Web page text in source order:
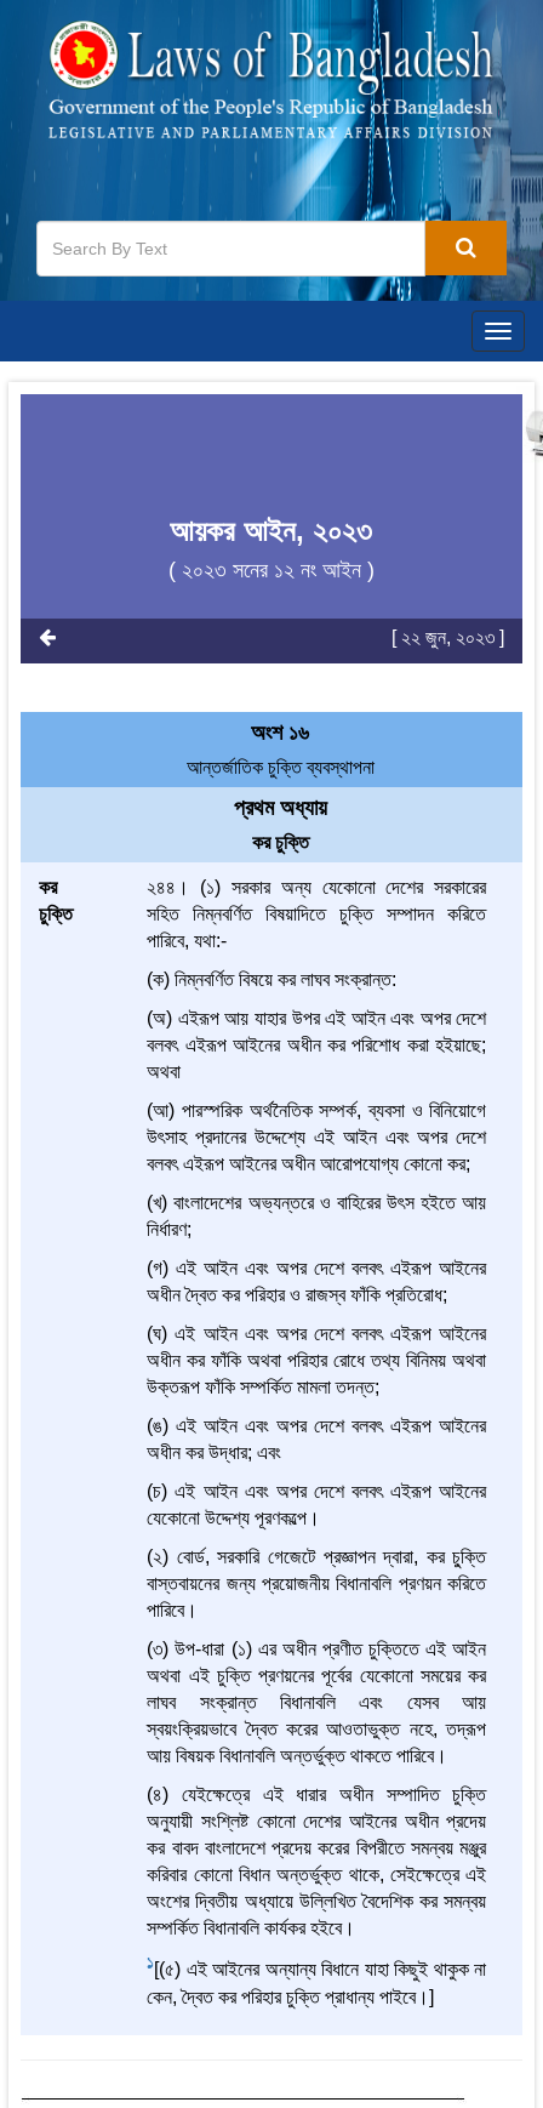
আয়কর আইন, ২০২৩
( ২০২৩ সনের ১২ নং আইন )
[ ২২ জুন, ২০২৩ ]
অংশ ১৬
আন্তর্জাতিক চুক্তি ব্যবস্থাপনা
প্রথম অধ্যায়
কর চুক্তি
কর
চুক্তি
২৪৪। (১) সরকার অন্য যেকোনো দেশের সরকারের
সহিত নিম্নবর্ণিত বিষয়াদিতে চুক্তি সম্পাদন করিতে
পারিবে, যথা:-
(ক) নিম্নবর্ণিত বিষয়ে কর লাঘব সংক্রান্ত:
(অ) এইরূপ আয় যাহার উপর এই আইন এবং অপর দেশে
বলবৎ এইরূপ আইনের অধীন কর পরিশোধ করা হইয়াছে;
অথবা
(আ) পারস্পরিক অর্থনৈতিক সম্পর্ক, ব্যবসা ও বিনিয়োগে
উৎসাহ প্রদানের উদ্দেশ্যে এই আইন এবং অপর দেশে
বলবৎ এইরূপ আইনের অধীন আরোপযোগ্য কোনো কর;
(খ) বাংলাদেশের অভ্যন্তরে ও বাহিরের উৎস হইতে আয়
নির্ধারণ;
(গ) এই আইন এবং অপর দেশে বলবৎ এইরূপ আইনের
অধীন দ্বৈত কর পরিহার ও রাজস্ব ফাঁকি প্রতিরোধ;
(ঘ) এই আইন এবং অপর দেশে বলবৎ এইরূপ আইনের
অধীন কর ফাঁকি অথবা পরিহার রোধে তথ্য বিনিময় অথবা
উক্তরূপ ফাঁকি সম্পর্কিত মামলা তদন্ত;
(ঙ) এই আইন এবং অপর দেশে বলবৎ এইরূপ আইনের
অধীন কর উদ্ধার; এবং
(চ) এই আইন এবং অপর দেশে বলবৎ এইরূপ আইনের
যেকোনো উদ্দেশ্য পূরণকল্পে।
(২) বোর্ড, সরকারি গেজেটে প্রজ্ঞাপন দ্বারা, কর চু্ক্তি
বাস্তবায়নের জন্য প্রয়োজনীয় বিধানাবলি প্রণয়ন করিতে
পারিবে।
(৩) উপ-ধারা (১) এর অধীন প্রণীত চুক্তিতে এই আইন
অথবা এই চুক্তি প্রণয়নের পূর্বের যেকোনো সময়ের কর
লাঘব সংক্রান্ত বিধানাবলি এবং যেসব আয়
স্বয়ংক্রিয়ভাবে দ্বৈত করের আওতাভুক্ত নহে, তদ্রূপ
আয় বিষয়ক বিধানাবলি অন্তর্ভুক্ত থাকতে পারিবে।
(৪) যেইক্ষেত্রে এই ধারার অধীন সম্পাদিত চুক্তি
অনুযায়ী সংশ্লিষ্ট কোনো দেশের আইনের অধীন প্রদেয়
কর বাবদ বাংলাদেশে প্রদেয় করের বিপরীতে সমন্বয় মঞ্জুর
করিবার কোনো বিধান অন্তর্ভুক্ত থাকে, সেইক্ষেত্রে এই
অংশের দ্বিতীয় অধ্যায়ে উল্লিখিত বৈদেশিক কর সমন্বয়
সম্পর্কিত বিধানাবলি কার্যকর হইবে।
1[(৫) এই আইনের অন্যান্য বিধানে যাহা কিছুই থাকুক না
কেন, দ্বৈত কর পরিহার চুক্তি প্রাধান্য পাইবে।]